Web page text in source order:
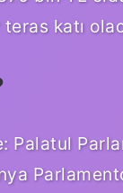
katı
Palatul